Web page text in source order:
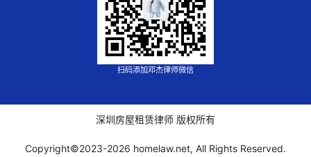
扫码添加邓杰律师微信
深圳房屋租赁律师 版权所有
Copyright©2023-2026 homelaw.net, All Rights Reserved.